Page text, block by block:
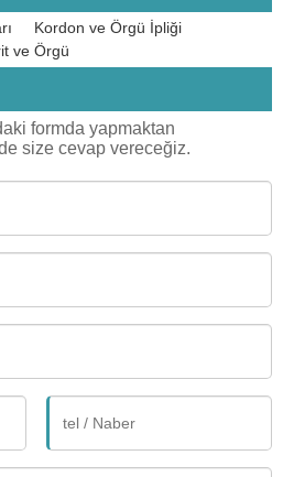
Kordon ve Örgü İpliği
ve Örgü
formda yapmaktan
size cevap vereceğiz.